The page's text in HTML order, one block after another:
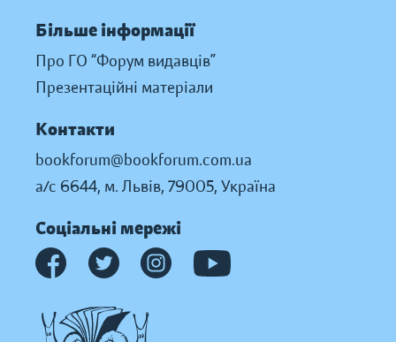
Більше інформації
Про ГО “Форум видавців”
Презентаційні матеріали
Контакти
bookforum@bookforum.com.ua
а/с 6644, м. Львів, 79005, Україна
Соціальні мережі